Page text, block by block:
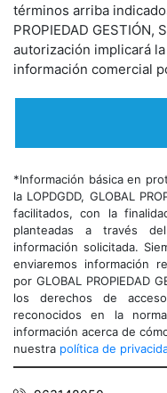
términos arriba
PROPIEDAD
autorización implicará
información comercial
*Información básica en
la LOPDGDD, GLOBAL
facilitados, con la
planteadas a través
información solicitada.
enviaremos información
por GLOBAL PROPIEDAD
los derechos de
reconocidos en la
información acerca de
nuestra política de